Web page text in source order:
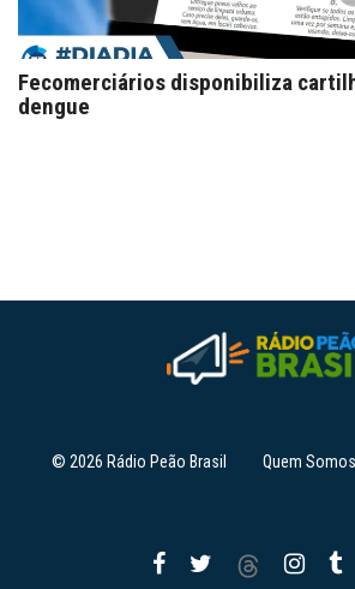
Fecomerciários disponibiliza
dengue
© 2026 Rádio Peão Brasil Quem Somos